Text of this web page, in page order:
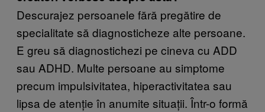
Descurajez persoanele fără pregătire de
specialitate să diagnosticheze alte persoane.
E greu să diagnostichezi pe cineva cu ADD
sau ADHD. Multe persoane au simptome
precum impulsivitatea, hiperactivitatea sau
lipsa de atenție în anumite situații. Într-o formă